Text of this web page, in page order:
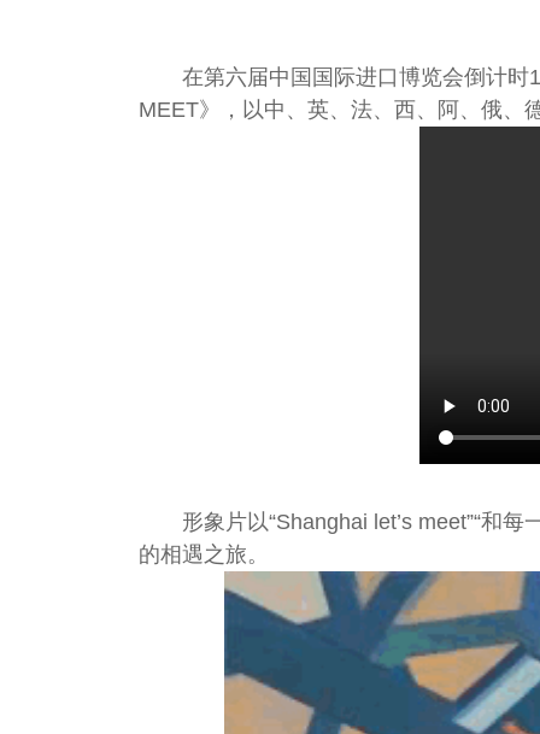
在第六届中国国际进口博览会倒计时
MEET》，以中、英、法、西、阿、俄、
形象片以“Shanghai let’s meet”“和
的相遇之旅。